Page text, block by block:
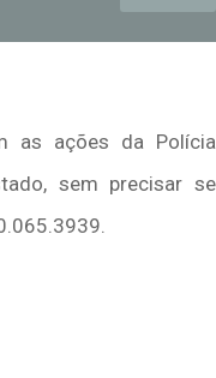
as ações da Polícia
sem precisar se